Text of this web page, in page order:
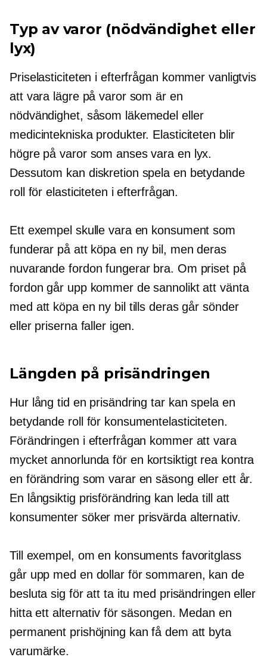
Typ av varor (nödvändighet eller
lyx)
Priselasticiteten i efterfrågan kommer vanligtvis
att vara lägre på varor som är en
nödvändighet, såsom läkemedel eller
medicintekniska produkter. Elasticiteten blir
högre på varor som anses vara en lyx.
Dessutom kan diskretion spela en betydande
roll för elasticiteten i efterfrågan.
Ett exempel skulle vara en konsument som
funderar på att köpa en ny bil, men deras
nuvarande fordon fungerar bra. Om priset på
fordon går upp kommer de sannolikt att vänta
med att köpa en ny bil tills deras går sönder
eller priserna faller igen.
Längden på prisändringen
Hur lång tid en prisändring tar kan spela en
betydande roll för konsumentelasticiteten.
Förändringen i efterfrågan kommer att vara
mycket annorlunda för en kortsiktigtrea kontra
en förändring som varar en säsong eller ett år.
En långsiktig prisförändring kan leda till att
konsumenter söker mer prisvärda alternativ.
Till exempel, om en konsuments favoritglass
går upp med en dollar för sommaren, kan de
besluta sig för att ta itu med prisändringen eller
hitta ett alternativ för säsongen. Medan en
permanent prishöjning kan få dem att byta
varumärke.